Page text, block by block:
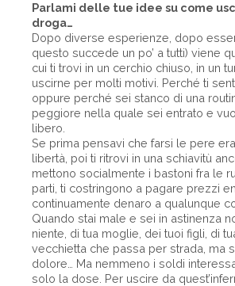
Parlami delle tue idee su come
droga…
Dopo diverse esperienze, dopo
questo succede un po’ a tutti) viene
cui ti trovi in un cerchio chiuso, in un
uscirne per molti motivi. Perché ti
oppure perché sei stanco di una
peggiore nella quale sei entrato e
libero.
Se prima pensavi che farsi le pere
libertà, poi ti ritrovi in una schiavitù
mettono socialmente i bastoni fra le
parti, ti costringono a pagare prezzi
continuamente denaro a qualunque
Quando stai male e sei in astinenza
niente, di tua moglie, dei tuoi figli, di
vecchietta che passa per strada, ma
dolore… Ma nemmeno i soldi
solo la dose. Per uscire da